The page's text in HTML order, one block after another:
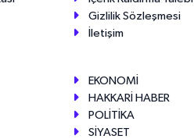
Gizlilik Sözleşmesi
İletişim
EKONOMİ
HAKKARİ HABER
POLİTİKA
SİYASET